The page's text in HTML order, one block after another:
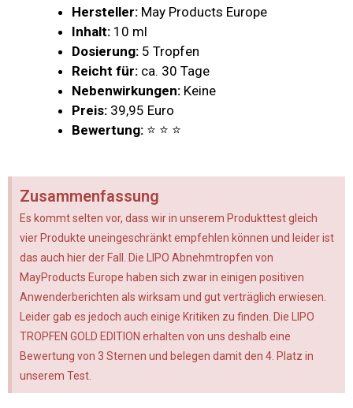
Hersteller: May Products Europe
Inhalt: 10 ml
Dosierung: 5 Tropfen
Reicht für: ca. 30 Tage
Nebenwirkungen: Keine
Preis: 39,95 Euro
Bewertung: ⭐ ⭐ ⭐
Zusammenfassung
Es kommt selten vor, dass wir in unserem Produkttest gleich
vier Produkte uneingeschränkt empfehlen können und leider ist
das auch hier der Fall. Die LIPO Abnehmtropfen von
MayProducts Europe haben sich zwar in einigen positiven
Anwenderberichten als wirksam und gut verträglich erwiesen.
Leider gab es jedoch auch einige Kritiken zu finden. Die LIPO
TROPFEN GOLD EDITION erhalten von uns deshalb eine
Bewertung von 3 Sternen und belegen damit den 4. Platz in
unserem Test.